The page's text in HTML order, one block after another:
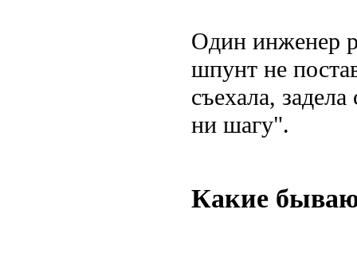
Один инженер
шпунт не
съехала,
ни шагу".
Какие